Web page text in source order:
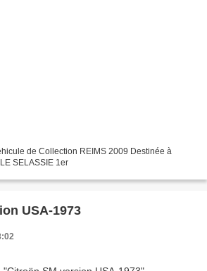
de Collection REIMS 2009 Destinée à
SELASSIE 1er
USA-1973